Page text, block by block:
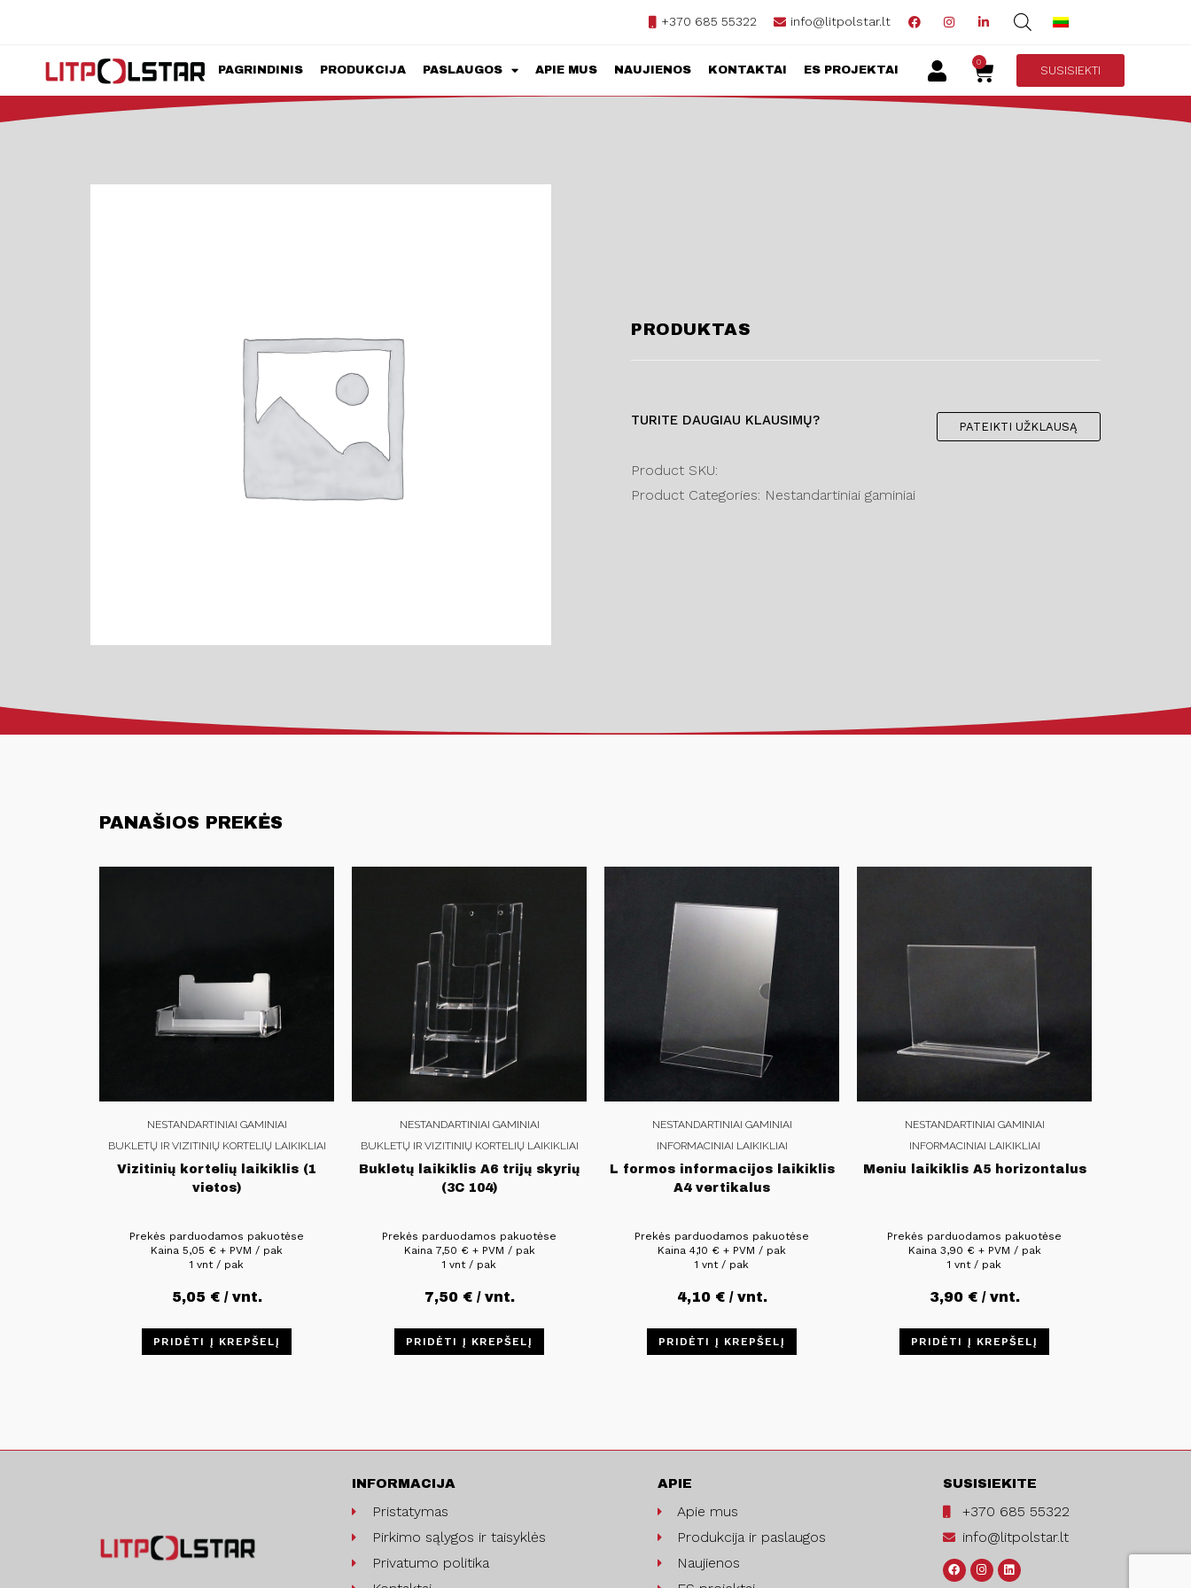
+370 685 55322 info@litpolstar.lt
PAGRINDINIS PRODUKCIJA PASLAUGOS APIE MUS NAUJIENOS KONTAKTAI ES PROJEKTAI
0
SUSISIEKTI
PRODUKTAS
TURITE DAUGIAU KLAUSIMŲ? PATEIKTI UŽKLAUSĄ
Product SKU:
Product Categories: Nestandartiniai gaminiai
PANAŠIOS PREKĖS
NESTANDARTINIAI GAMINIAI
BUKLETŲ IR VIZITINIŲ KORTELIŲ LAIKIKLIAI
Vizitinių kortelių laikiklis (1
vietos)
Prekės parduodamos pakuotėse
Kaina 5,05 € + PVM / pak
1 vnt / pak
5,05 €/ vnt.
PRIDĖTI Į KREPŠELĮ
NESTANDARTINIAI GAMINIAI
BUKLETŲ IR VIZITINIŲ KORTELIŲ LAIKIKLIAI
Bukletų laikiklis A6 trijų skyrių
(3C 104)
Prekės parduodamos pakuotėse
Kaina 7,50 €+ PVM / pak
1 vnt / pak
7,50 €/ vnt.
PRIDĖTI Į KREPŠELĮ
NESTANDARTINIAI GAMINIAI
INFORMACINIAI LAIKIKLIAI
L formos informacijos laikiklis
A4 vertikalus
Prekės parduodamos pakuotėse
Kaina 4,10 € + PVM / pak
1 vnt / pak
4,10 €/ vnt.
PRIDĖTI Į KREPŠELĮ
NESTANDARTINIAI GAMINIAI
INFORMACINIAI LAIKIKLIAI
Meniu laikiklis A5 horizontalus
Prekės parduodamos pakuotėse
Kaina 3,90 €+ PVM / pak
1 vnt / pak
3,90 €/ vnt.
PRIDĖTI Į KREPŠELĮ
INFORMACIJA
Pristatymas
Pirkimo sąlygos ir taisyklės
Privatumo politika
APIE
Apie mus
Produkcija ir paslaugos
Naujienos
SUSISIEKITE
+370 685 55322
info@litpolstar.lt